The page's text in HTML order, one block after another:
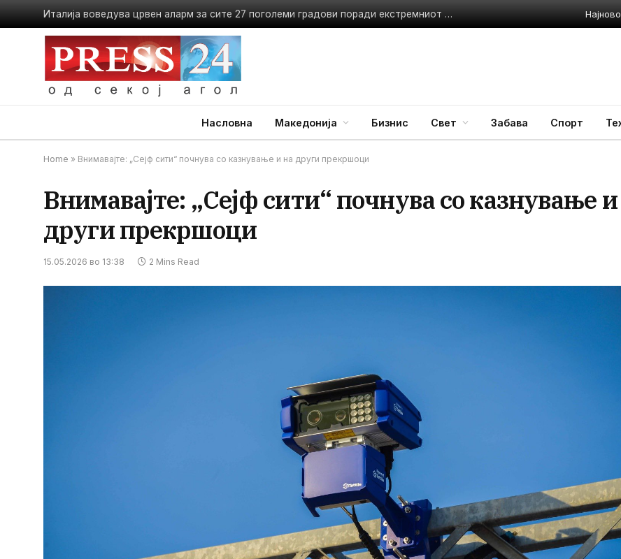
Италија воведува црвен аларм за сите 27 поголеми градови поради екстремниот топлотен бран Најново
Насловна Македонија Бизнис Свет Забава Спорт
Home » Внимавајте: „Сејф сити“ почнува со казнување и на други прекршоци
Внимавајте: „Сејф сити“ почнува со казнување
други прекршоци
15.05.2026 во 13:38 2 Mins Read